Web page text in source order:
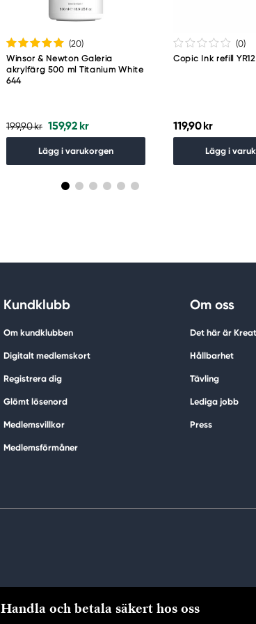
(20)
Winsor & Newton Galeria
akrylfärg 500 ml Titanium White
644
199,90 kr 159,92 kr
Lägg i varukorgen
(0)
Copic Ink refill
119,90 kr
Lägg i
Kundklubb
Om kundklubben
Digitalt medlemskort
Registrera dig
Glömt lösenord
Medlemsvillkor
Medlemsförmåner
Om oss
Det här är
Hållbarhet
Tävling
Lediga jobb
Press
Handla och betala säkert hos oss